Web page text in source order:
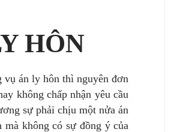
HÔN
án ly hôn thì nguyên đơn
không chấp nhận yêu cầu
sự phải chịu một nửa án
không có sự đồng ý của